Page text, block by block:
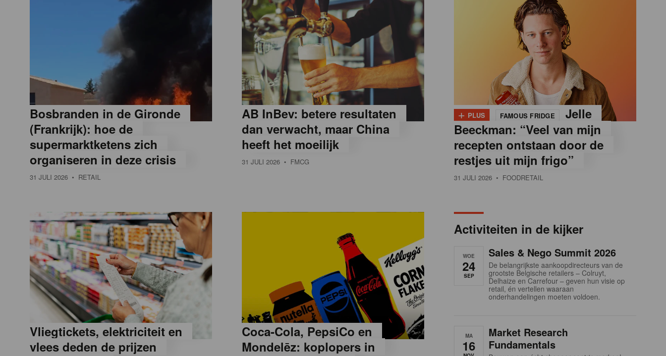
Bosbranden in de Gironde
(Frankrijk): hoe de
supermarktketens zich
organiseren in deze crisis
31 JULI 2026 • RETAIL
AB InBev: betere resultaten
dan verwacht, maar China
heeft het moeilijk
31 JULI 2026 • FMCG
+ PLUS FAMOUS FRIDGE
Jelle
Beeckman: “Veel van mijn
recepten ontstaan door de
restjes uit mijn frigo”
31 JULI 2026 • FOODRETAIL
Vliegtickets, elektriciteit en
vlees deden de prijzen
Coca-Cola, PepsiCo en
Mondelēz: koplopers in
Activiteiten in de kijker
WOE
24
SEP
Sales & Nego Summit 2026
De belangrijkste aankoopdirecteurs van de
grootste Belgische retailers – Colruyt,
Delhaize en Carrefour – geven hun visie op
retail, én vertellen waaraan
onderhandelingen moeten voldoen.
MA
16
Market Research
Fundamentals